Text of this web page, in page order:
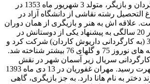
مهران غفوریان کارگردان و بازیگر، متولد 3 شهریور ماه 1353 در
التحصیل رشته نقاشی از دانشگاه آزاد در
علاقه اش به هنر و بازیگری از همان دوران
دبیرستان آغاز شد. در 20 سالگی به پیشنهاد یکی از دوستانش در
تست برنامه آیتمی 39 (به کارگردانی داریوش کاردان) شرکت کرد و
پذیرفته شد. در برنامه های نوروز 75 و گلهای 76 بیشتر شناخته شد.
و کارگردانی سریال زیر آسمان شهر در نقش
بهروز خالی بند به شهرت رسید. مهران غفوریان در 13 دی ماه 1393
دختر به نام هانا دارد. به جز بازیگری، گاهی